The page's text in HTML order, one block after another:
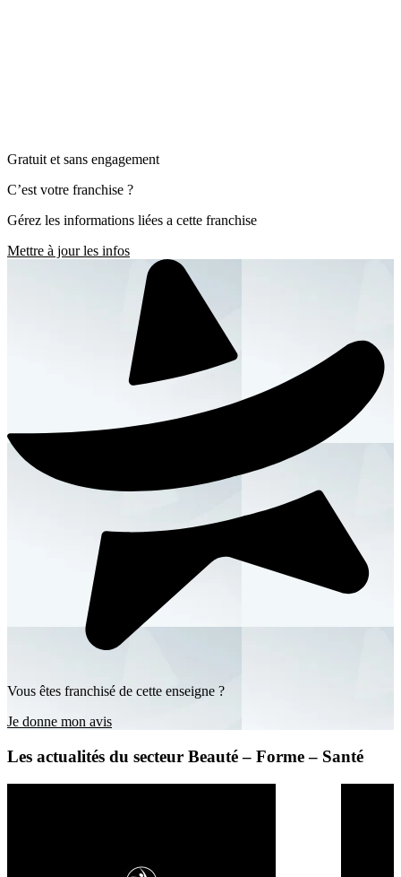
Gratuit et sans engagement
C’est votre franchise ?
Gérez les informations liées a cette franchise
Mettre à jour les infos
Vous êtes franchisé de cette enseigne ?
Je donne mon avis
Les actualités du secteur Beauté – Forme – Santé